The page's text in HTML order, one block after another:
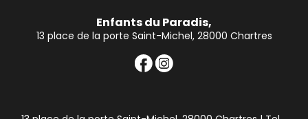
Enfants du Paradis,
13 place de la porte Saint-Michel, 28000 Chartres